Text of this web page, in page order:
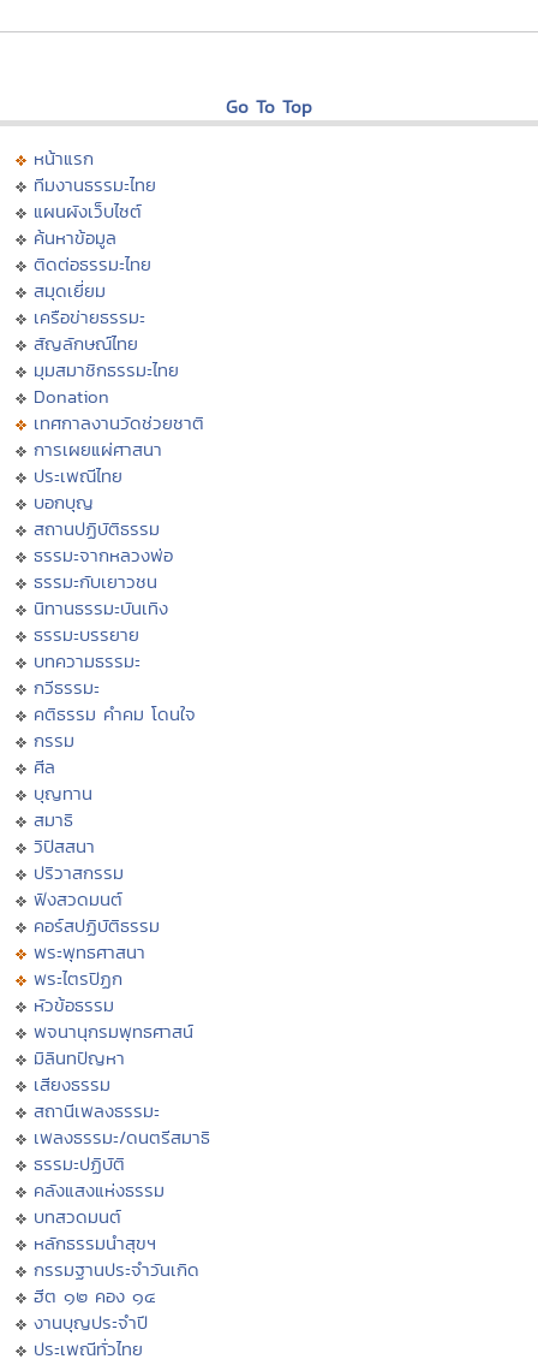
Go To Top
หน้าแรก
ทีมงานธรรมะไทย
แผนผังเว็บไซต์
ค้นหาข้อมูล
ติดต่อธรรมะไทย
สมุดเยี่ยม
เครือข่ายธรรมะ
สัญลักษณ์ไทย
มุมสมาชิกธรรมะไทย
Donation
เทศกาลงานวัดช่วยชาติ
การเผยแผ่ศาสนา
ประเพณีไทย
บอกบุญ
สถานปฏิบัติธรรม
ธรรมะจากหลวงพ่อ
ธรรมะกับเยาวชน
นิทานธรรมะบันเทิง
ธรรมะบรรยาย
บทความธรรมะ
กวีธรรมะ
คติธรรม คำคม โดนใจ
กรรม
ศีล
บุญทาน
สมาธิ
วิปัสสนา
ปริวาสกรรม
ฟังสวดมนต์
คอร์สปฏิบัติธรรม
พระพุทธศาสนา
พระไตรปิฏก
หัวข้อธรรม
พจนานุกรมพุทธศาสน์
มิลินทปัญหา
เสียงธรรม
สถานีเพลงธรรมะ
เพลงธรรมะ/ดนตรีสมาธิ
ธรรมะปฏิบัติ
คลังแสงแห่งธรรม
บทสวดมนต์
หลักธรรมนำสุขฯ
กรรมฐานประจำวันเกิด
ฮีต ๑๒ คอง ๑๔
งานบุญประจำปี
ประเพณีทั่วไทย